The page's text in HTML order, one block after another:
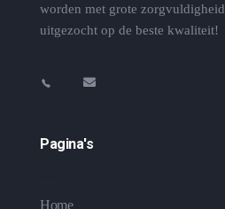
worden met grote zorgvuldigheid
uitgezocht op de beste kwaliteit!
Pagina's
Home